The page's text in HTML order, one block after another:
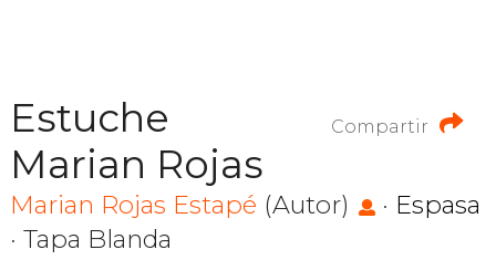
Compartir
Estuche
Marian Rojas
Marian Rojas Estapé (Autor) · Espasa
· Tapa Blanda